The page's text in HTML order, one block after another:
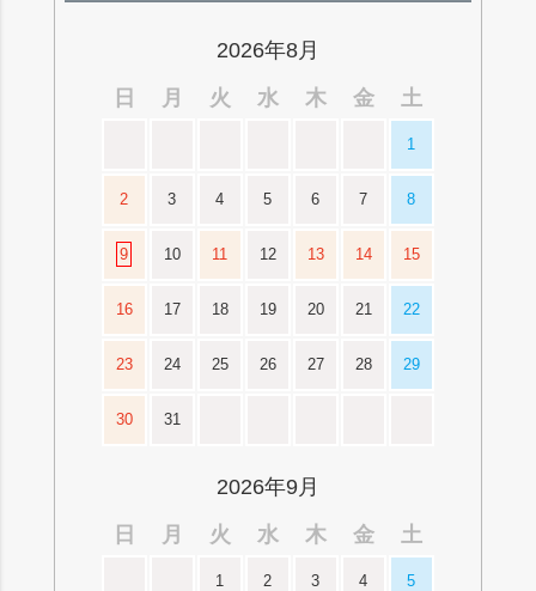
2026年8月
日
月 火 水 木 金 土
1
2 3 4 5 6 7 8
9 10 11 12 13 14 15
16 17 18 19 20 21 22
23 24 25 26 27 28 29
30 31
2026年9月
日
月 火 水 木 金 土
1 2 3 4 5